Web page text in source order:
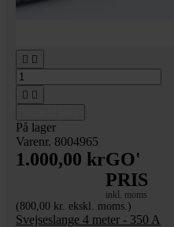
 
 
På lager
Varenr. 8004965
1.000,00 krGO'
PRIS
inkl. moms
(800,00 kr. ekskl. moms.)
Svejseslange 4 meter - 350 A